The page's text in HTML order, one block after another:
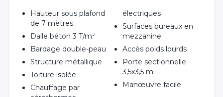
Hauteur sous plafond
de 7 mètres
Dalle béton 3 T/m²
Bardage double-peau
Structure métallique
Toiture isolée
Chauffage par
électriques
Surfaces bureaux en
mezzanine
Accès poids lourds
Porte sectionnelle
3,5x3,5 m
Manœuvre facile